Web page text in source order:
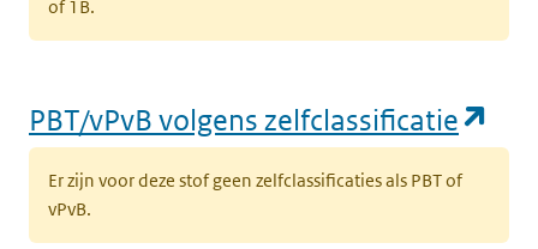
of 1B.
PBT/vPvB volgens zelfclassificatie
Er zijn voor deze stof geen zelfclassificaties als PBT of
vPvB.